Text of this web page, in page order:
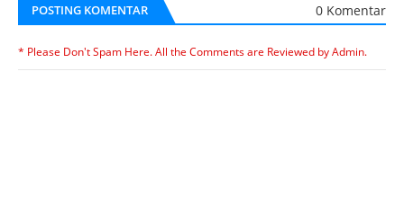
POSTING KOMENTAR 0 Komentar
* Please Don't Spam Here. All the Comments are Reviewed by Admin.